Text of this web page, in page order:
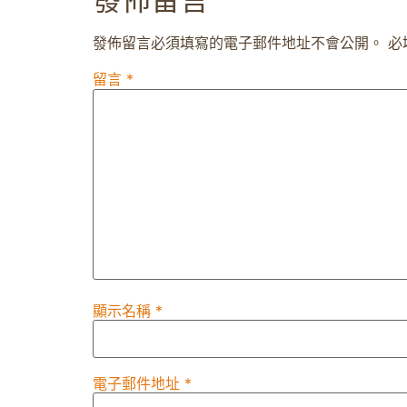
發佈留言必須填寫的電子郵件地址不會公開。 必
留言 *
顯示名稱 *
電子郵件地址 *